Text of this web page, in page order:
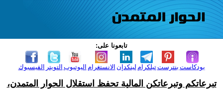
تابعونا على:
الفيسبوك التويتر اليوتيوب الانستغرام لينكدإن تيلكرامبنترست بودكاست
تبرعاتكم وتبرعاتكن المالية تحفظ استقلال الحوار المتمدن،